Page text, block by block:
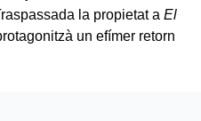
la propietat a El
un efímer retorn